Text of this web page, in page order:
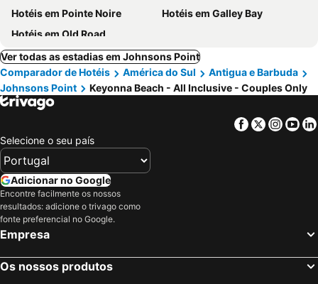
Hotéis em Pointe Noire
Hotéis em Galley Bay
Hotéis em Old Road
Ver todas as estadias em Johnsons Point
Comparador de Hotéis
América do Sul
Antigua e Barbuda
Johnsons Point
Keyonna Beach - All Inclusive - Couples Only
Facebook
Twitter
Selecione o seu país
Adicionar no Google
Encontre facilmente os nossos
resultados: adicione o trivago como
fonte preferencial no Google.
Empresa
Os nossos produtos